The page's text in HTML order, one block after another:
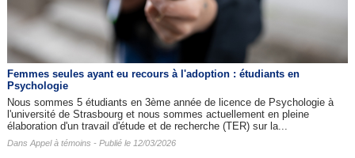
Femmes seules ayant eu recours à l'adoption : étudiants en
Psychologie
Nous sommes 5 étudiants en 3ème année de licence de Psychologie à
l'université de Strasbourg et nous sommes actuellement en pleine
élaboration d'un travail d'étude et de recherche (TER) sur la...
Dans Appel à témoins - Publié le 12/03/2026